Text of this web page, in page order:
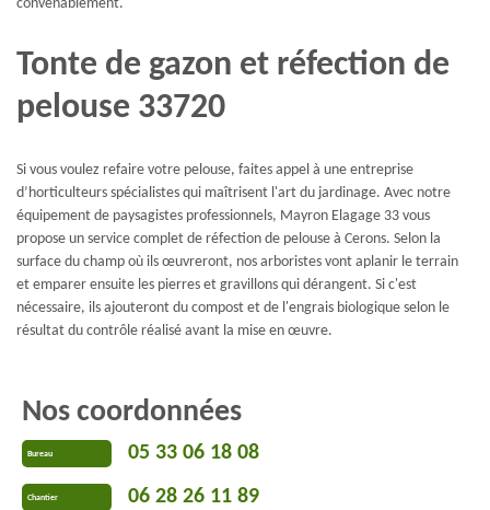
convenablement.
Tonte de gazon et réfection de
pelouse 33720
Si vous voulez refaire votre pelouse, faites appel à une entreprise
d’horticulteurs spécialistes qui maîtrisent l'art du jardinage. Avec notre
équipement de paysagistes professionnels, Mayron Elagage 33 vous
propose un service complet de réfection de pelouse à Cerons. Selon la
surface du champ où ils œuvreront, nos arboristes vont aplanir le terrain
et emparer ensuite les pierres et gravillons qui dérangent. Si c'est
nécessaire, ils ajouteront du compost et de l'engrais biologique selon le
résultat du contrôle réalisé avant la mise en œuvre.
Nos coordonnées
Bureau 05 33 06 18 08
Chantier 06 28 26 11 89